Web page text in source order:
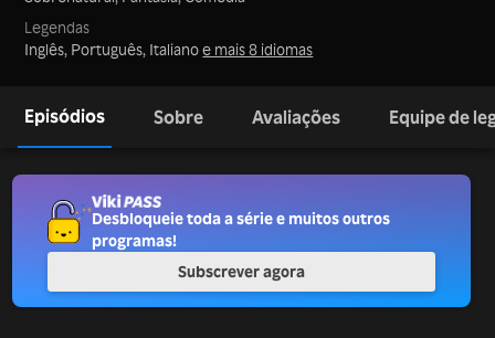
Legendas
Inglês, Português, Italianoe mais 8 idiomas
Episódios Sobre Avaliações Equipe de
Desbloqueie toda a série e muitos outros
programas!
Subscrever agora